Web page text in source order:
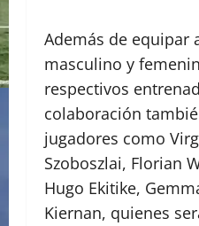
Además de equipar
masculino y
respectivos
colaboración
jugadores como
Szoboszlai, Florian
Hugo Ekitike,
Kiernan, quienes